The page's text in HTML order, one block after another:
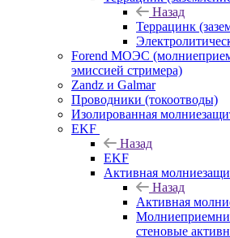
Назад
Террацинк
Forend МОЭС
эмиссией стримера)
Zandz и Galmar
Проводники (токоотводы)
Изолированная
EKF
Назад
EKF
Активная
Назад
Активная
стеновые